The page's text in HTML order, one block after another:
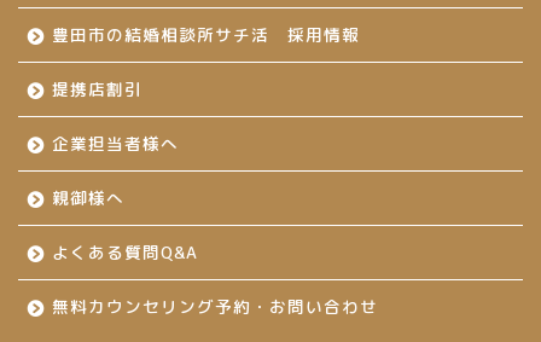
豊田市の結婚相談所サチ活 採用情報
提携店割引
企業担当者様へ
親御様へ
よくある質問Q&A
無料カウンセリング予約・お問い合わせ